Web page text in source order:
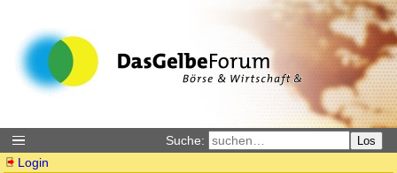
Suche: Los
Login